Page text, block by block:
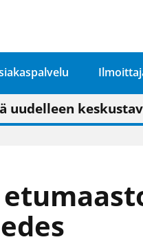
näkyä hieman
valoisa
uudelleen
omavaraisemmin